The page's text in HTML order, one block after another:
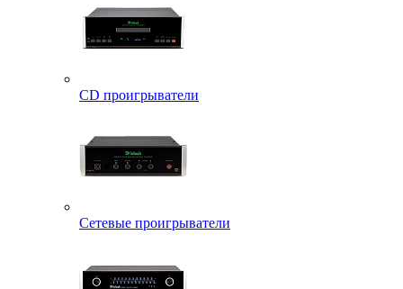
CD проигрыватели
Сетевые проигрыватели